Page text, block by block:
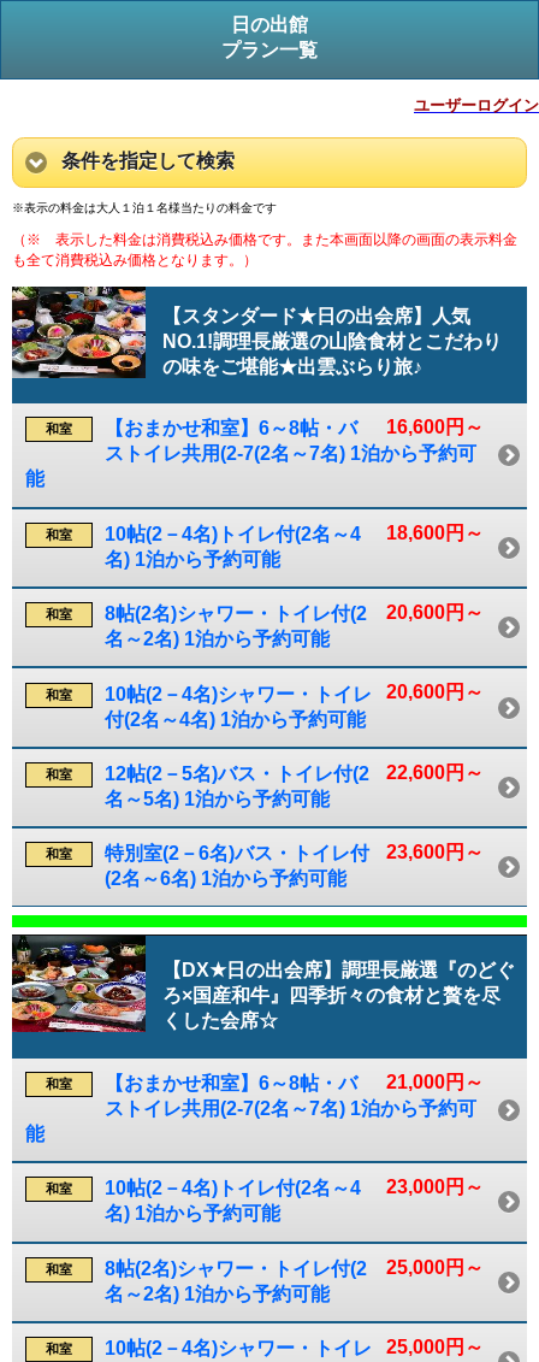
日の出館
プラン一覧
ユーザーログイン
条件を指定して検索
※表示の料金は大人１泊１名様当たりの料金です
（※ 表示した料金は消費税込み価格です。また本画面以降の画面の表示料金
も全て消費税込み価格となります。）
【スタンダード★日の出会席】人気
NO.1!調理長厳選の山陰食材とこだわり
の味をご堪能★出雲ぶらり旅♪
16,600円～
和室
【おまかせ和室】6～8帖・バ
ストイレ共用(2-7(2名～7名) 1泊から予約可
能
18,600円～
和室
10帖(2－4名)トイレ付(2名～4
名) 1泊から予約可能
20,600円～
和室
8帖(2名)シャワー・トイレ付(2
名～2名) 1泊から予約可能
20,600円～
和室
10帖(2－4名)シャワー・トイレ
付(2名～4名) 1泊から予約可能
22,600円～
和室
12帖(2－5名)バス・トイレ付(2
名～5名) 1泊から予約可能
23,600円～
和室
特別室(2－6名)バス・トイレ付
(2名～6名) 1泊から予約可能
【DX★日の出会席】調理長厳選『のどぐ
ろ×国産和牛』四季折々の食材と贅を尽
くした会席☆
21,000円～
和室
【おまかせ和室】6～8帖・バ
ストイレ共用(2-7(2名～7名) 1泊から予約可
能
23,000円～
和室
10帖(2－4名)トイレ付(2名～4
名) 1泊から予約可能
25,000円～
和室
8帖(2名)シャワー・トイレ付(2
名～2名) 1泊から予約可能
25,000円～
和室
10帖(2－4名)シャワー・トイレ